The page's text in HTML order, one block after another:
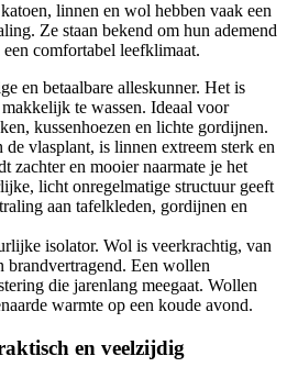
linnen en wol hebben vaak een
Ze staan bekend om hun ademend
comfortabel leefklimaat.
en betaalbare alleskunner. Het is
te wassen. Ideaal voor
kussenhoezen en lichte gordijnen.
de vlasplant, is linnen extreem sterk en
zachter en mooier naarmate je het
licht onregelmatige structuur geeft
aan tafelkleden, gordijnen en
isolator. Wol is veerkrachtig, van
brandvertragend. Een wollen
die jarenlang meegaat. Wollen
warmte op een koude avond.
en veelzijdig